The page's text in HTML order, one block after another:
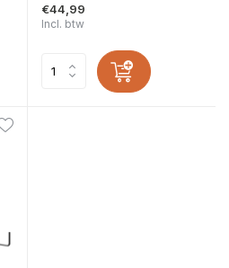
€44,99
Incl. btw